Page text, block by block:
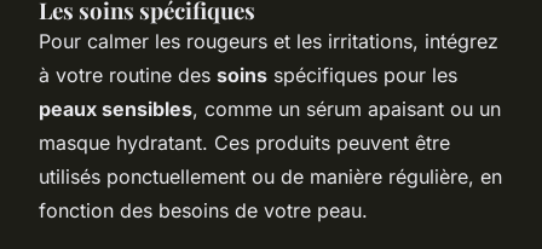
Les soins spécifiques
Pour calmer les rougeurs et les irritations, intégrez
à votre routine des soins spécifiques pour les
peaux sensibles, comme un sérum apaisant ou un
masque hydratant. Ces produits peuvent être
utilisés ponctuellement ou de manière régulière, en
fonction des besoins de votre peau.